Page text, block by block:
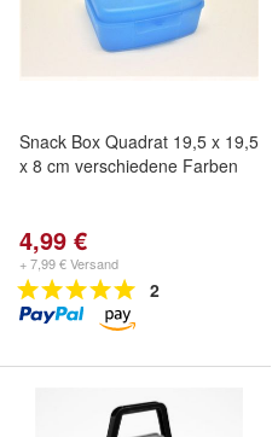
Snack Box Quadrat 19,5 x 19,5
x 8 cm verschiedene Farben
4,99 €
+ 7,99 € Versand
2